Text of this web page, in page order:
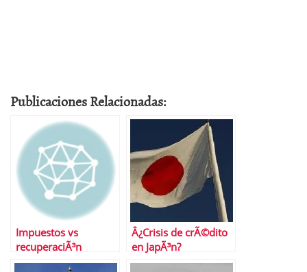
Publicaciones Relacionadas:
Impuestos vs
recuperaciÃ³n
econÃ³mica
Â¿Crisis de crÃ©dito
en JapÃ³n?